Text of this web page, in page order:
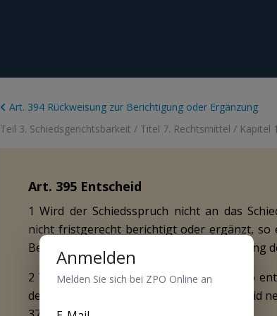
Art. 394 Rückweisung zur Berichtigung oder Ergänzung
Teil 3. Schiedsgerichtsbarkeit / Titel 7. Rechtsmittel / Kapitel
Art. 395 Entscheid
1 Wird der Schiedsspruch nicht an das
nicht fristgerecht berichtigt oder ergänzt, so
Beschwerde und hebt bei deren Gutheissung
2 Wird der Schiedsspruch aufgehoben, so
der Erwägungen im Rückweisungsentscheid
Anmelden
Melden Sie sich bei ZPO Online an